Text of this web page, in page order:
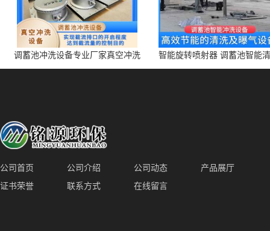
调蓄池冲洗设备专业厂家真空冲洗
装置厂家青岛铭源环保减少堵塞设
智能旋转喷射器 调蓄池智能
点对点面对面旋转清洗
公司首页 公司介绍 公司动态
产品展厅
证书荣誉
联系方式 在线留言